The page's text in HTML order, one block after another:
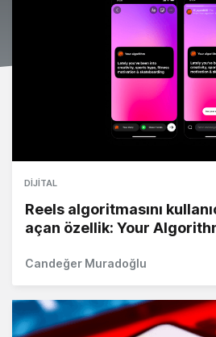
DIJITAL
Reels algoritmasını
açan özellik: Your
Candeğer Muradoğlu